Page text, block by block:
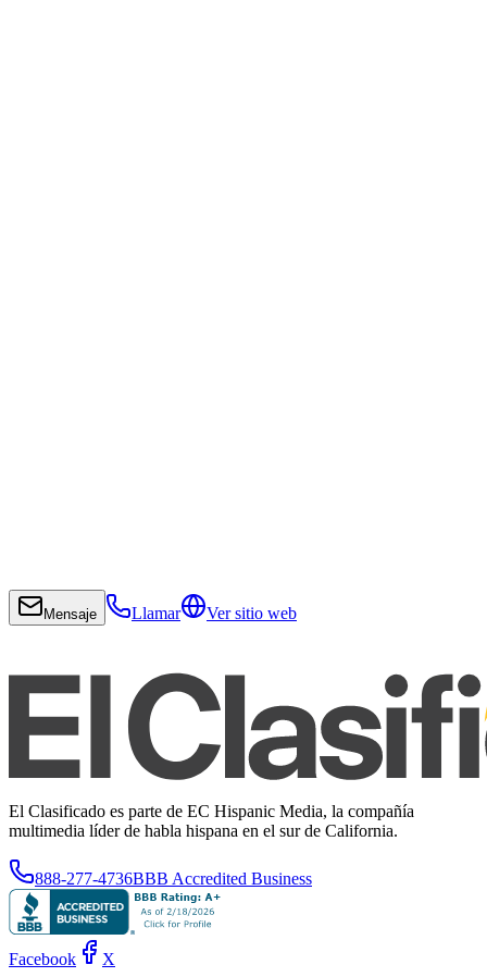
Mensaje Llamar Ver sitio web
El Clasificado es parte de EC Hispanic Media, la compañía
multimedia líder de habla hispana en el sur de California.
888-277-4736BBB Accredited Business
Facebook X